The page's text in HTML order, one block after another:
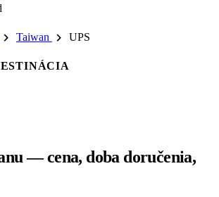
chevron_right Taiwan chevron_right UPS
— cena, doba doručenia,